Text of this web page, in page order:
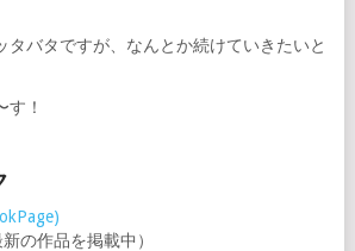
タバタですが、なんとか続けていきたいと
す！
の作品を掲載中）